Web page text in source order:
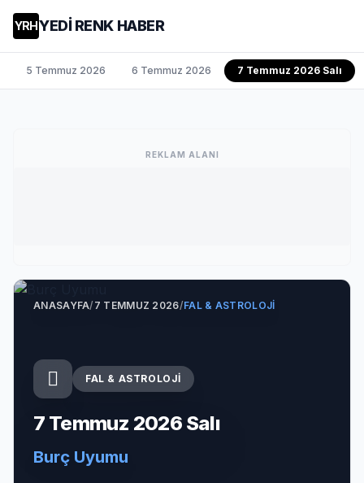
YRHYEDİ RENK HABER
5 Temmuz 2026 6 Temmuz 2026 7 Temmuz 2026 Salı
REKLAM ALANI
ANASAYFA/7 TEMMUZ 2026/FAL & ASTROLOJI
FAL & ASTROLOJI
7 Temmuz 2026 Salı
Burç Uyumu